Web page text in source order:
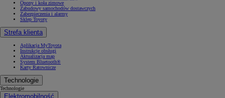
Opony i koła zimowe
Zabudowy samochodów dostawczych
Zabezpieczenia i alarmy
Sklep Toyoty
Strefa klienta
Aplikacja MyToyota
Instrukcje obsługi
Aktualizacja map
System Bluetooth®
Karty Ratownicze
Technologie
Technologie
Elektromobilność